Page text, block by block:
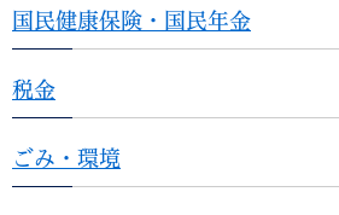
国民健康保険・国民年金
税金
ごみ・環境